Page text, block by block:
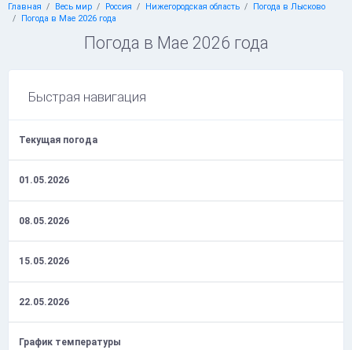
Главная Весь мир Россия Нижегородская область
Погода в Лысково
Погода в Мае 2026 года
Погода в Мае 2026 года
Быстрая навигация
Текущая погода
01.05.2026
08.05.2026
15.05.2026
22.05.2026
График температуры